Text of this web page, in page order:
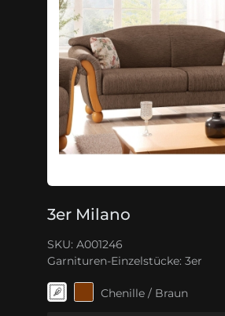
3er Milano
SKU: A001246
Garnituren-Einzelstücke: 3er
Chenille / Braun